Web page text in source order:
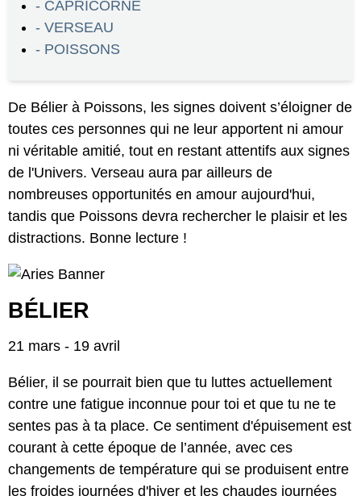
- CAPRICORNE
- VERSEAU
- POISSONS
De Bélier à Poissons, les signes doivent s’éloigner de
toutes ces personnes qui ne leur apportent ni amour
ni véritable amitié, tout en restant attentifs aux signes
de l'Univers. Verseau aura par ailleurs de
nombreuses opportunités en amour aujourd'hui,
tandis que Poissons devra rechercher le plaisir et les
distractions. Bonne lecture !
BÉLIER
21 mars - 19 avril
Bélier, il se pourrait bien que tu luttes actuellement
contre une fatigue inconnue pour toi et que tu ne te
sentes pas à ta place. Ce sentiment d'épuisement est
courant à cette époque de l’année, avec ces
changements de température qui se produisent entre
les froides journées d'hiver et les chaudes journées